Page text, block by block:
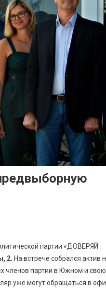
партии «ДОВЕРЯЙ
2. На встрече собрался актив
членов партии в Южном и свою
уже могут обращаться в